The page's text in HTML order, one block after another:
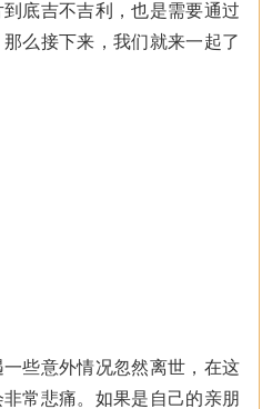
底吉不吉利，也是需要通过
么接下来，我们就来一起了
些意外情况忽然离世，在这
常悲痛。如果是自己的亲朋